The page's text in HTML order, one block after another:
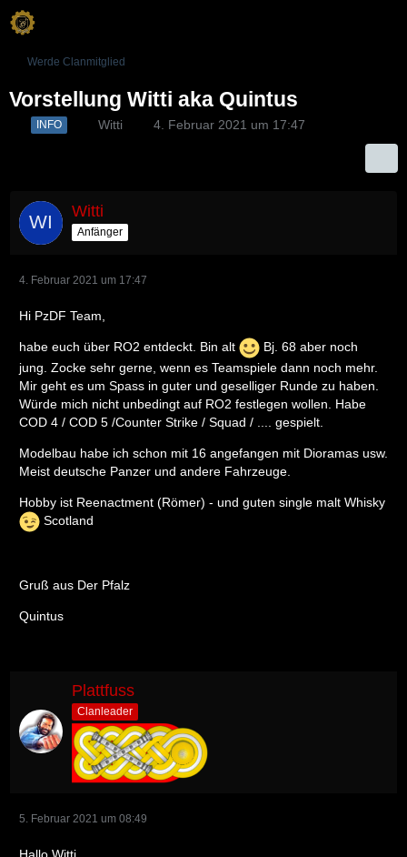
Werde Clanmitglied
Vorstellung Witti aka Quintus
INFO Witti 4. Februar 2021 um 17:47
Witti
Anfänger
4. Februar 2021 um 17:47
Hi PzDF Team,
habe euch über RO2 entdeckt. Bin alt
Bj. 68 aber noch
jung. Zocke sehr gerne, wenn es Teamspiele dann noch mehr.
Mir geht es um Spass in guter und geselliger Runde zu haben.
Würde mich nicht unbedingt auf RO2 festlegen wollen. Habe
COD 4 / COD 5 /Counter Strike / Squad / .... gespielt.
Modelbau habe ich schon mit 16 angefangen mit Dioramas usw.
Meist deutsche Panzer und andere Fahrzeuge.
Hobby ist Reenactment (Römer) - und guten single malt Whisky
Scotland
Gruß aus Der Pfalz
Quintus
Plattfuss
Clanleader
5. Februar 2021 um 08:49
Hallo Witti,